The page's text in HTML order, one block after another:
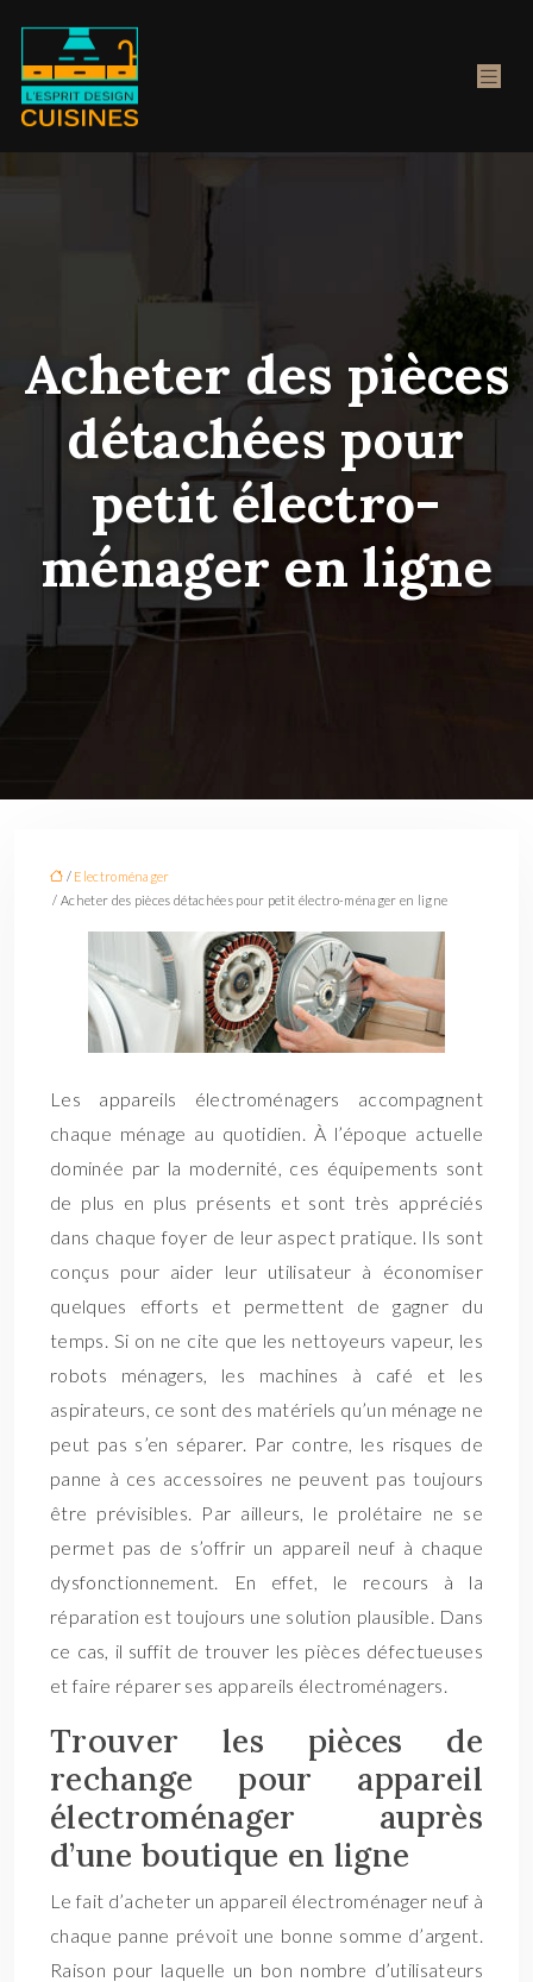
Acheter des pièces
détachées pour
petit électro-
ménager en ligne
/ Electroménager
/ Acheter des pièces détachées pour petit électro-ménager en ligne
Les appareils électroménagers accompagnent
chaque ménage au quotidien. À l’époque actuelle
dominée par la modernité, ces équipements sont
de plus en plus présents et sont très appréciés
dans chaque foyer de leur aspect pratique. Ils sont
conçus pour aider leur utilisateur à économiser
quelques efforts et permettent de gagner du
temps. Si on ne cite que les nettoyeurs vapeur, les
robots ménagers, les machines à café et les
aspirateurs, ce sont des matériels qu’un ménage ne
peut pas s’en séparer. Par contre, les risques de
panne à ces accessoires ne peuvent pas toujours
être prévisibles. Par ailleurs, le prolétaire ne se
permet pas de s’offrir un appareil neuf à chaque
dysfonctionnement. En effet, le recours à la
réparation est toujours une solution plausible. Dans
ce cas, il suffit de trouver les pièces défectueuses
et faire réparer ses appareils électroménagers.
Trouver les pièces de
rechange pour appareil
électroménager auprès
d’une boutique en ligne
Le fait d’acheter un appareil électroménager neuf à
chaque panne prévoit une bonne somme d’argent.
Raison pour laquelle un bon nombre d’utilisateurs